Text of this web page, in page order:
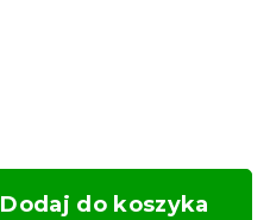
Dodaj do koszyka